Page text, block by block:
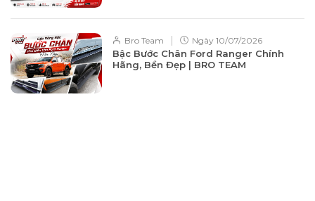
Bro Team | Ngày 10/07/2026
Bậc Bước Chân Ford Ranger Chính
Hãng, Bền Đẹp | BRO TEAM